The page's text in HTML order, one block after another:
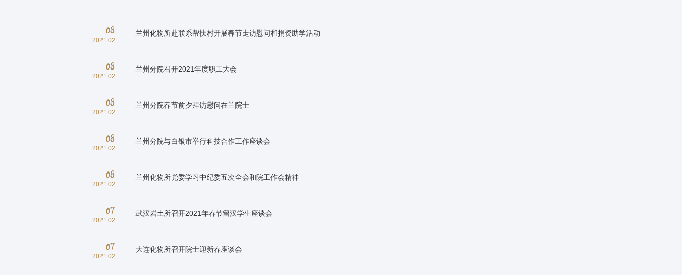
08
2021.02
兰州化物所赴联系帮扶村开展春节走访慰问和捐资助学活动
08
2021.02
兰州分院召开2021年度职工大会
08
2021.02
兰州分院春节前夕拜访慰问在兰院士
08
2021.02
兰州分院与白银市举行科技合作工作座谈会
08
2021.02
兰州化物所党委学习中纪委五次全会和院工作会精神
07
2021.02
武汉岩土所召开2021年春节留汉学生座谈会
07
2021.02
大连化物所召开院士迎新春座谈会